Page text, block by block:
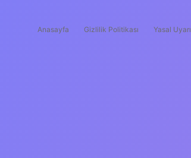
Anasayfa Gizlilik Politikası Yasal Uyarı